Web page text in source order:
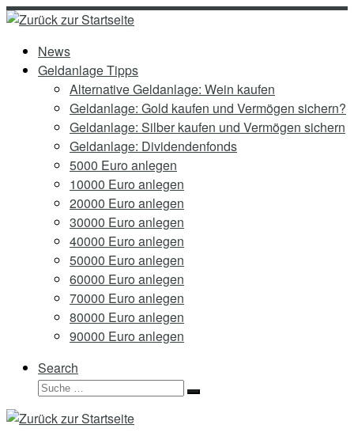
Zum
springenNews
Geldanlage Tipps
Alternative Geldanlage: Wein kaufen
Geldanlage: Gold kaufen und Vermögen sichern?
Geldanlage: Silber kaufen und Vermögen sichern
Geldanlage: Dividendenfonds
5000 Euro anlegen
10000 Euro anlegen
20000 Euro anlegen
30000 Euro anlegen
40000 Euro anlegen
50000 Euro anlegen
60000 Euro anlegen
70000 Euro anlegen
80000 Euro anlegen
90000 Euro anlegen
Search
Suche
Suche